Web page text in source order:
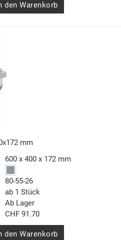
den Warenkorb
mm
600 x 400 x 172 mm
80-55-26
ab 1 Stück
Ab Lager
CHF 91.70
den Warenkorb